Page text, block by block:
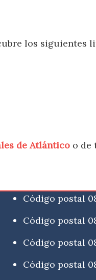
los siguientes
de Atlántico o de
Código postal
Código postal
Código postal
Código postal